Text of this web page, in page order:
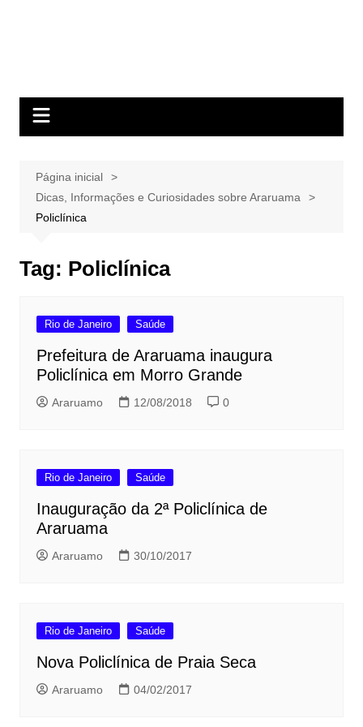
Página inicial
Dicas, Informações e Curiosidades sobre Araruama
Policlínica
Tag: Policlínica
Rio de Janeiro Saúde
Prefeitura de Araruama inaugura
Policlínica em Morro Grande
Araruamo 12/08/2018 0
Rio de Janeiro Saúde
Inauguração da 2ª Policlínica de
Araruama
Araruamo 30/10/2017
Rio de Janeiro Saúde
Nova Policlínica de Praia Seca
Araruamo 04/02/2017